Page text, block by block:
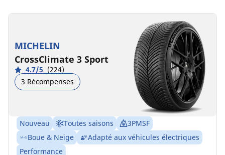
MICHELIN
CrossClimate 3 Sport
4.7/5 (224)
3 Récompenses
Nouveau Toutes saisons
3PMSF
Boue & Neige
Adapté aux véhicules électriques
Performance